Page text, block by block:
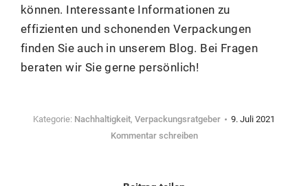
können. Interessante Informationen zu
effizienten und schonenden Verpackungen
finden Sie auch in unserem Blog. Bei Fragen
beraten wir Sie gerne persönlich!
Kategorie: Nachhaltigkeit, Verpackungsratgeber
9. Juli 2021
Kommentar schreiben